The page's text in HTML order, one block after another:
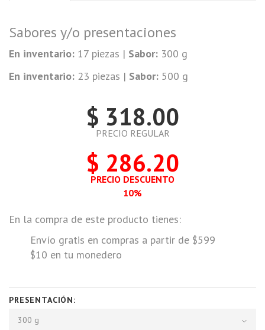
Sabores y/o presentaciones
En inventario: 17 piezas | Sabor: 300 g
En inventario: 23 piezas | Sabor: 500 g
$ 318.00
PRECIO REGULAR
$ 286.20
PRECIO DESCUENTO
10%
En la compra de este producto tienes:
Envío gratis en compras a partir de $599
$10 en tu monedero
PRESENTACIÓN:
300 g